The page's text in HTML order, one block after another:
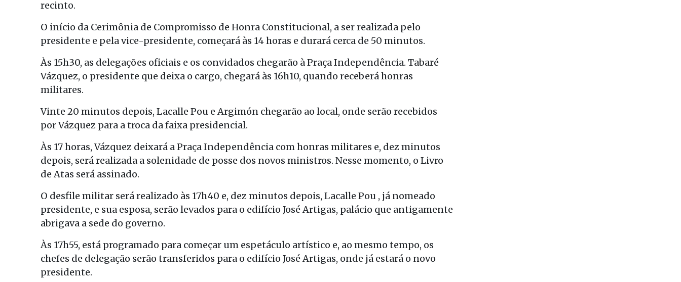
recinto.
O início da Cerimônia de Compromisso de Honra Constitucional, a ser realizada pelo
presidente e pela vice-presidente, começará às 14 horas e durará cerca de 50 minutos.
Às 15h30, as delegações oficiais e os convidados chegarão à Praça Independência. Tabaré
Vázquez, o presidente que deixa o cargo, chegará às 16h10, quando receberá honras
militares.
Vinte 20 minutos depois, Lacalle Pou e Argimón chegarão ao local, onde serão recebidos
por Vázquez para a troca da faixa presidencial.
Às 17 horas, Vázquez deixará a Praça Independência com honras militares e, dez minutos
depois, será realizada a solenidade de posse dos novos ministros. Nesse momento, o Livro
de Atas será assinado.
O desfile militar será realizado às 17h40 e, dez minutos depois, Lacalle Pou , já nomeado
presidente, e sua esposa, serão levados para o edifício José Artigas, palácio que antigamente
abrigava a sede do governo.
Às 17h55, está programado para começar um espetáculo artístico e, ao mesmo tempo, os
chefes de delegação serão transferidos para o edifício José Artigas, onde já estará o novo
presidente.